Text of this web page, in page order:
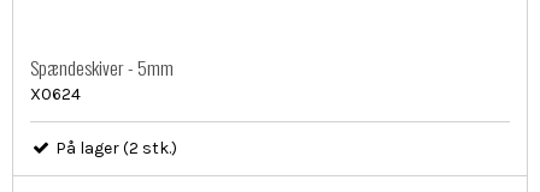
Spændeskiver - 5mm
X0624
På lager (2 stk.)